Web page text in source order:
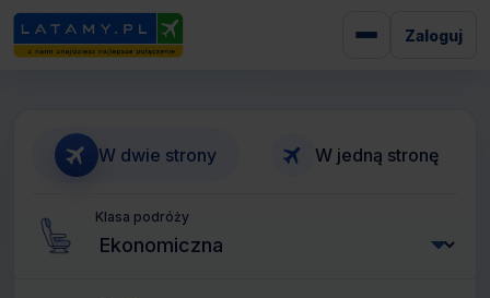
Zaloguj
W dwie strony W jedną stronę
Klasa podróży